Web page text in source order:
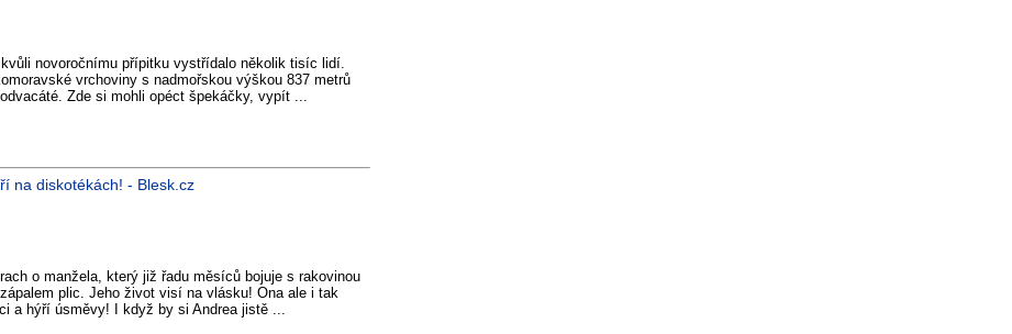
novoročnímu přípitku vystřídalo několik tisíc lidí.
vrchoviny s nadmořskou výškou 837 metrů
Zde si mohli opéct špekáčky, vypít ...
na diskotékách! - Blesk.cz
o manžela, který již řadu měsíců bojuje s rakovinou
plic. Jeho život visí na vlásku! Ona ale i tak
a hýří úsměvy! I když by si Andrea jistě ...